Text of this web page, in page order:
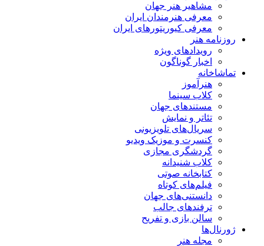
مشاهیر هنر جهان
معرفی هنرمندان ایران
معرفی کیوریتورهای ایران
هنر
رویدادهای ویژه
اخبار گوناگون
هنرآموز
کلاب سینما
مستندهای جهان
تئاتر و نمایش
سریال‌های تلویزیونی
کنسرت و موزیک ویدیو
گردشگری مجازی
کلاب شنیدانه
کتابخانه صوتی
فیلم‌های کوتاه
دانستنی‌های جهان
ترفندهای جالب
سالن بازی و تفریح
مجله هنر